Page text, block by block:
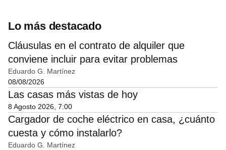
Lo más destacado
Cláusulas en el contrato de alquiler que
conviene incluir para evitar problemas
Eduardo G. Martínez
08/08/2026
Las casas más vistas de hoy
8 Agosto 2026, 7:00
Cargador de coche eléctrico en casa, ¿cuánto
cuesta y cómo instalarlo?
Eduardo G. Martínez